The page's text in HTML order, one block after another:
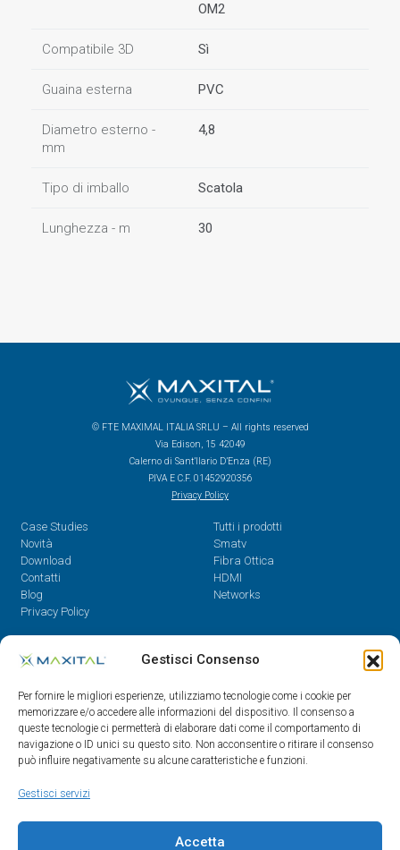
Gestisci Consenso
Per fornire le migliori esperienze, utilizziamo tecnologie come i cookie per
memorizzare e/o accedere alle informazioni del dispositivo. Il consenso a
queste tecnologie ci permetterà di elaborare dati come il comportamento di
navigazione o ID unici su questo sito. Non acconsentire o ritirare il consenso
può influire negativamente su alcune caratteristiche e funzioni.
Gestisci servizi
Accetta
OM2
Compatibile 3D Sì
Guaina esterna PVC
Diametro esterno -
mm
4,8
Tipo di imballo Scatola
Lunghezza - m 30
© FTE MAXIMAL ITALIA SRLU – All rights reserved
Via Edison, 15 42049
Calerno di Sant’Ilario D’Enza (RE)
P.IVA E C.F. 01452920356
Privacy Policy
Case Studies
Novità
Download
Contatti
Blog
Privacy Policy
Tutti i prodotti
Smatv
Fibra Ottica
HDMI
Networks
Contatti
08.30 - 12.30 / 14 - 18
0522/909701
0522/909748